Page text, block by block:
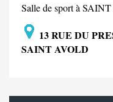
Salle de sport à
13 RUE DU
SAINT AVOLD